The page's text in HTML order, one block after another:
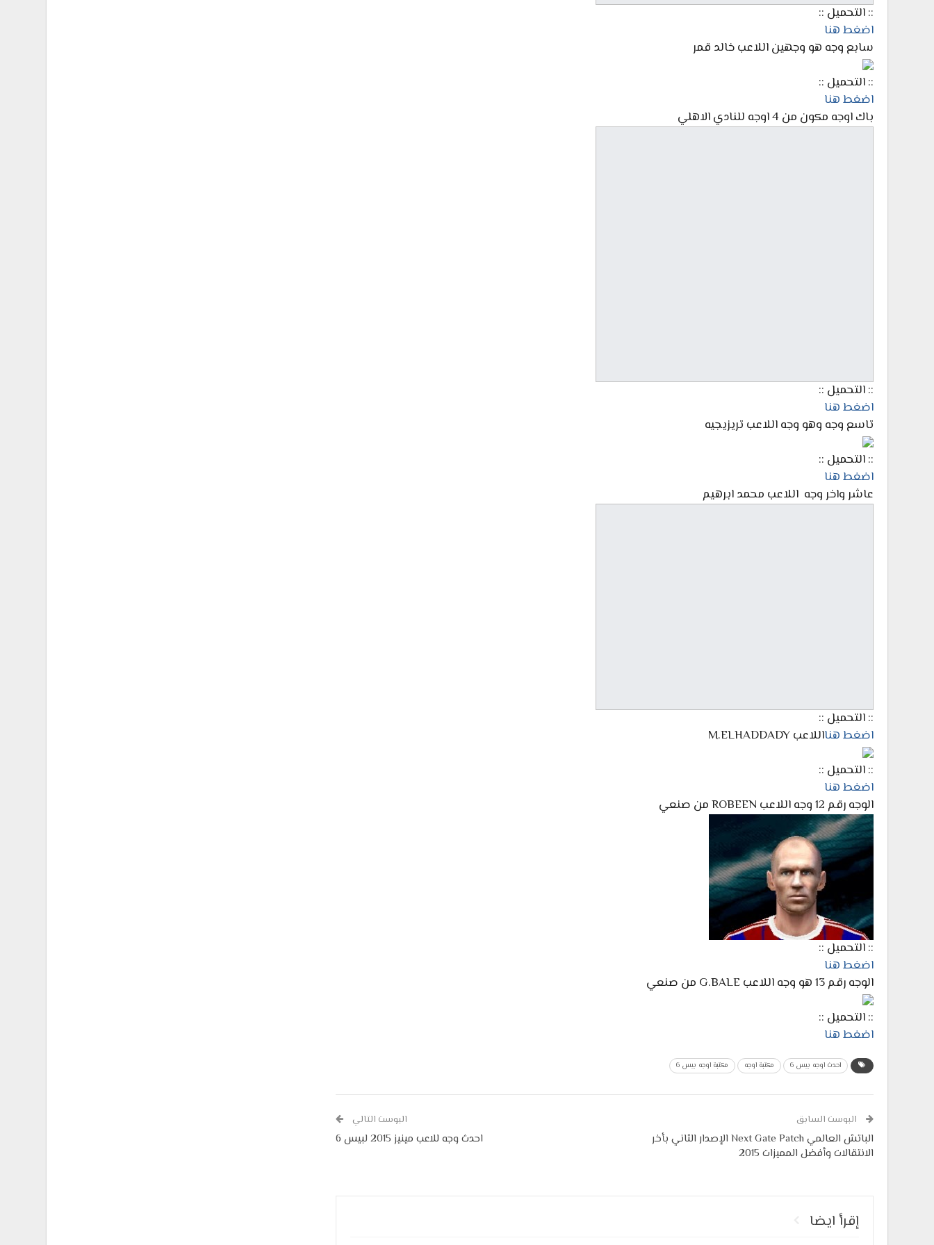
:: التحميل ::
اضغط هنا
سابع وجه هو وجهين اللاعب خالد قمر
:: التحميل ::
اضغط هنا
باك اوجه مكون من 4 اوجه للنادي الاهلي
:: التحميل ::
اضغط هنا
تاسع وجه وهو وجه اللاعب تريزيجيه
:: التحميل ::
اضغط هنا
عاشر واخر وجه اللاعب محمد ابرهيم
:: التحميل ::
اضغط هنااللاعب M.ELHADDADY
:: التحميل ::
اضغط هنا
الوجه رقم 12 وجه اللاعب ROBEEN من صنعي
:: التحميل ::
اضغط هنا
الوجه رقم 13 هو وجه اللاعب G.BALE من صنعي
:: التحميل ::
اضغط هنا
احدث اوجه بيس 6 مكتبة اوجه مكتبة اوجه بيس 6
البوست السابق
الباتش العالمي Next Gate Patch الإصدار الثاني بأخر
الانتقالات وأفضل المميزات 2015
البوست التالي
احدث وجه للاعب مينيز 2015 لبيس 6
إقرأ ايضا